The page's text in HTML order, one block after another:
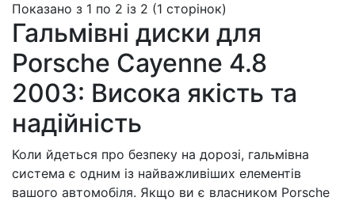
Показано з 1 по 2 із 2 (1 сторінок)
Гальмівні диски для
Porsche Cayenne 4.8
2003: Висока якість та
надійність
Коли йдеться про безпеку на дорозі, гальмівна
система є одним із найважливіших елементів
вашого автомобіля. Якщо ви є власником Porsche